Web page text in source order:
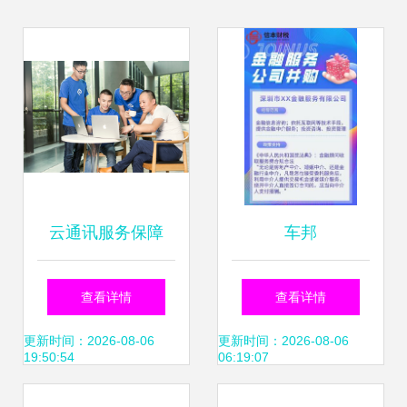
云通讯服务保障
难？网易云信金牌
T服务全面启动
查看详情
更新时间：2026-08-06
19:50:54
车邦
查看详情
更新时间：2026-08-06
06:19:07